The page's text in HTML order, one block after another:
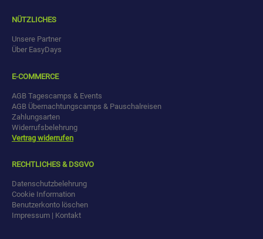
NÜTZLICHES
Unsere Partner
Über EasyDays
E-COMMERCE
AGB Tagescamps & Events
AGB Übernachtungscamps & Pauschalreisen
Zahlungsarten
Widerrufsbelehrung
Vertrag widerrufen
RECHTLICHES & DSGVO
Datenschutzbelehrung
Cookie Information
Benutzerkonto löschen
Impressum | Kontakt